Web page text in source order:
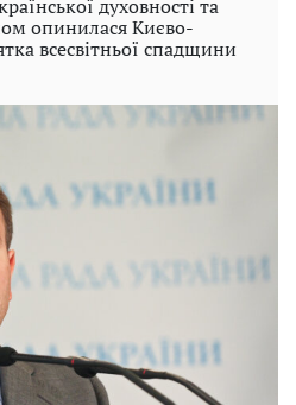
духовності та
опинилася Києво-
всесвітньої спадщини